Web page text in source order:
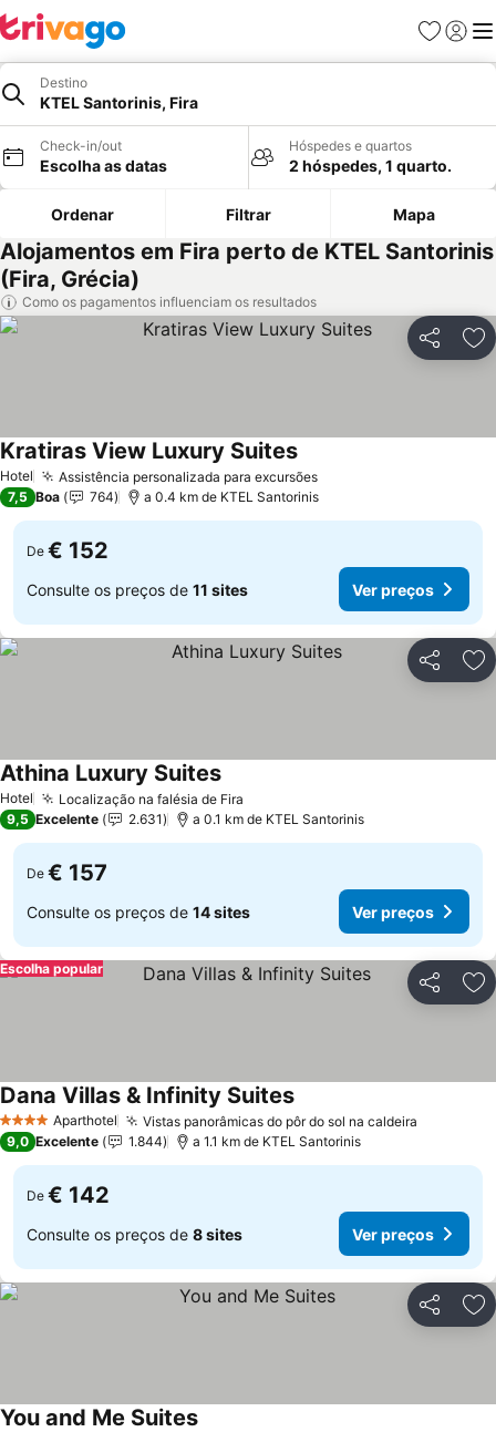
Favoritos
Iniciar
Destino
KTEL Santorinis, Fira
Check-in/out
Escolha as datas
Hóspedes e quartos
2 hóspedes, 1 quarto.
Ordenar Filtrar Mapa
Alojamentos em Fira perto de KTEL Santorinis
(Fira, Grécia)
Como os pagamentos influenciam os resultados
Partilhar
Hotel Assistência personalizada para excursões
Kratiras View Luxury Suites
7,5 Boa 764 a 0.4 km de KTEL Santorinis
De € 152
Consulte os preços de 11 sites Ver preços
Partilhar
Hotel Localização na falésia de Fira
Athina Luxury Suites
9,5 Excelente 2.631 a 0.1 km de KTEL Santorinis
De € 157
Consulte os preços de 14 sites Ver preços
Partilhar
Escolha popular
4 EstrelasAparthotel Vistas panorâmicas do pôr do sol na caldeira
Dana Villas & Infinity Suites
9,0 Excelente 1.844 a 1.1 km de KTEL Santorinis
De € 142
Consulte os preços de 8 sites Ver preços
Partilhar
You and Me Suites